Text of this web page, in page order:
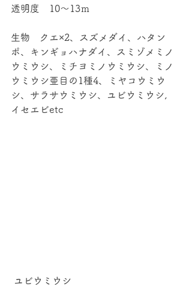
透明度　10～13ｍ
生物　クエ×2、スズメダイ、ハタン
ポ、キンギョハナダイ、スミゾメミノ
ウミウシ、ミチヨミノウミウシ、ミノ
ウミウシ亜目の1種4、ミヤコウミウ
シ、サラサウミウシ、ユビウミウシ,
イセエビetc
ユビウミウシ